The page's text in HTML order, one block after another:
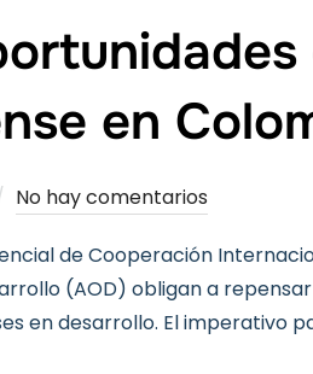
en
No hay comentarios
de Cooperación
(AOD) obligan a
en desarrollo. El imperativo